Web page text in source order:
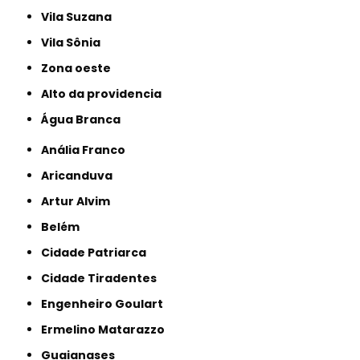
Vila Suzana
Vila Sônia
Zona oeste
alto da providencia
Água Branca
Anália Franco
Aricanduva
Artur Alvim
Belém
Cidade Patriarca
Cidade Tiradentes
Engenheiro Goulart
Ermelino Matarazzo
Guaianases